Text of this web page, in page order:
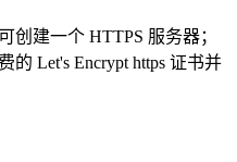
建一个 HTTPS 服务器；
Let's Encrypt https 证书并